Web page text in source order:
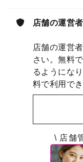
店舗の運営
店舗の運営
さい。無料
るようになり
料で利用で
\ 店舗